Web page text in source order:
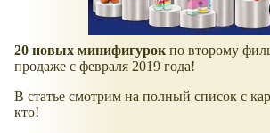
20 новых минифигурок по второму
продаже с февраля 2019 года!
В статье смотрим на полный список с
кто!